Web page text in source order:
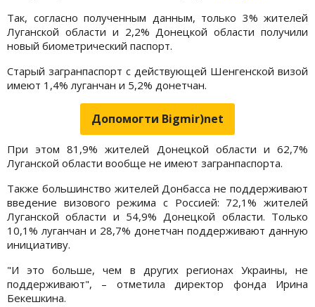
Так, согласно полученным данным, только 3% жителей
Луганской области и 2,2% Донецкой области получили
новый биометрический паспорт.
Старый загранпаспорт с действующей Шенгенской визой
имеют 1,4% луганчан и 5,2% донетчан.
Допомогти Bigmir)net
При этом 81,9% жителей Донецкой области и 62,7%
Луганской области вообще не имеют загранпаспорта.
Также большинство жителей Донбасса не поддерживают
введение визового режима с Россией: 72,1% жителей
Луганской области и 54,9% Донецкой области. Только
10,1% луганчан и 28,7% донетчан поддерживают данную
инициативу.
"И это больше, чем в других регионах Украины, не
поддерживают", – отметила директор фонда Ирина
Бекешкина.